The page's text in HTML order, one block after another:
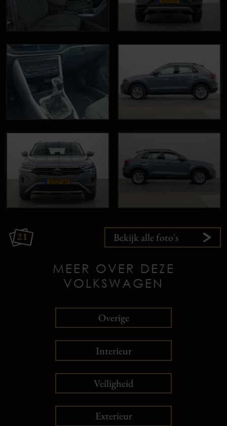
21 Bekijk alle foto's
MEER OVER DEZE
VOLKSWAGEN
Overige
Interieur
Veiligheid
Exterieur